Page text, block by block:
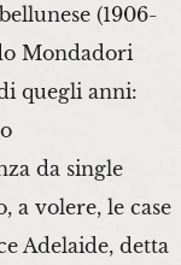
(1906-
Mondadori
quegli anni:
da single
a volere, le case
Adelaide, detta